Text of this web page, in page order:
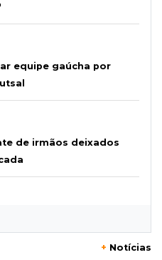
equipe gaúcha por
de irmãos deixados
+ Notícias